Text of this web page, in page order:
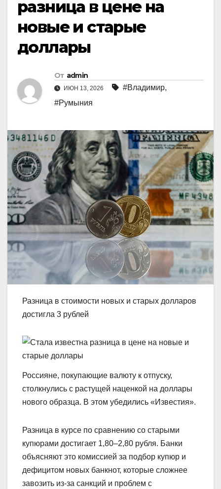
разница в цене на
новые и старые
доллары
От admin
ИЮН 13, 2026 #Владимир,
#Румыния
Разница в стоимости новых и старых долларов
достигла 3 рублей
Россияне, покупающие валюту к отпуску,
столкнулись с растущей наценкой на доллары
нового образца. В этом убедились «Известия».
Разница в курсе по сравнению со старыми
купюрами достигает 1,80–2,80 рубля. Банки
объясняют это комиссией за подбор купюр и
дефицитом новых банкнот, которые сложнее
завозить из-за санкций и проблем с